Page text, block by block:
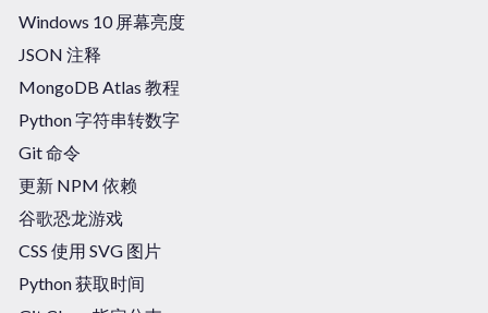
Windows 10 屏幕亮度
JSON 注释
MongoDB Atlas 教程
Python 字符串转数字
Git 命令
更新 NPM 依赖
谷歌恐龙游戏
CSS 使用 SVG 图片
Python 获取时间